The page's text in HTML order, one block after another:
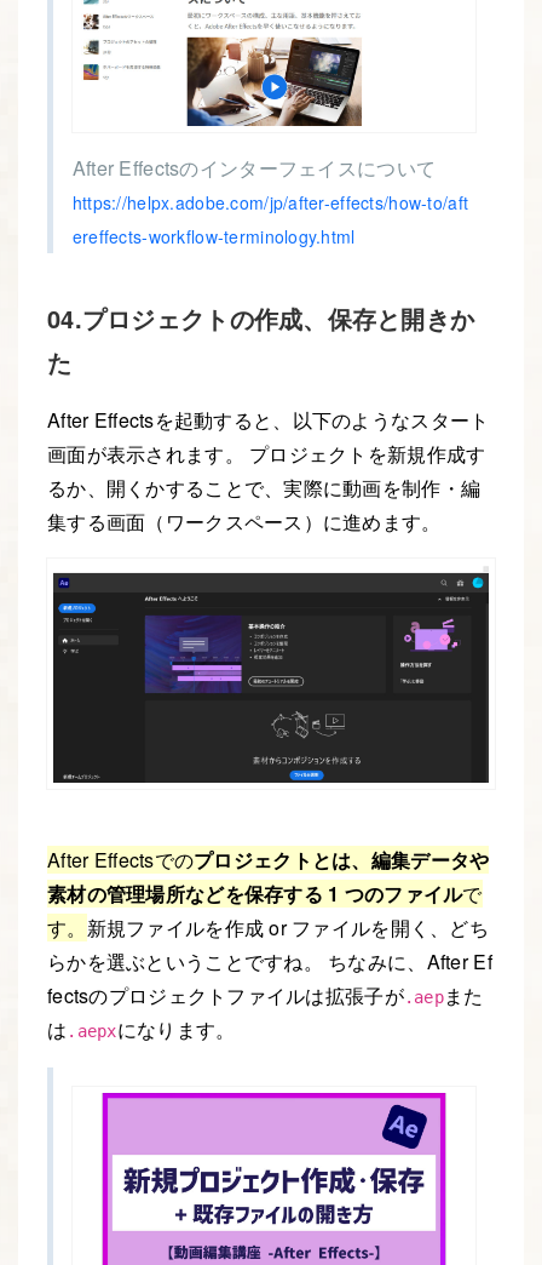
After Effectsのインターフェイスについて
https://helpx.adobe.com/jp/after-effects/how-to/aft
ereffects-workflow-terminology.html
04.プロジェクトの作成、保存と開きか
た
After Effectsを起動すると、以下のようなスタート
画面が表示されます。 プロジェクトを新規作成す
るか、開くかすることで、実際に動画を制作・編
集する画面（ワークスペース）に進めます。
After Effectsでのプロジェクトとは、編集データや
素材の管理場所などを保存する 1 つのファイルで
す。 新規ファイルを作成 or ファイルを開く、どち
らかを選ぶということですね。 ちなみに、After Ef
fectsのプロジェクトファイルは拡張子が.aepまた
は .aepxになります。